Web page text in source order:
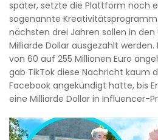
später, setzte die Plattform noch
sogenannte
nächsten drei Jahren sollen in den
Milliarde Dollar ausgezahlt werden.
von 60 auf 255 Millionen Euro
gab TikTok diese Nachricht kaum
Facebook angekündigt hatte, bis
eine Milliarde Dollar in Influencer-